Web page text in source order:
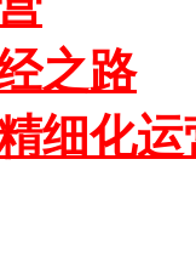
之路
细化运